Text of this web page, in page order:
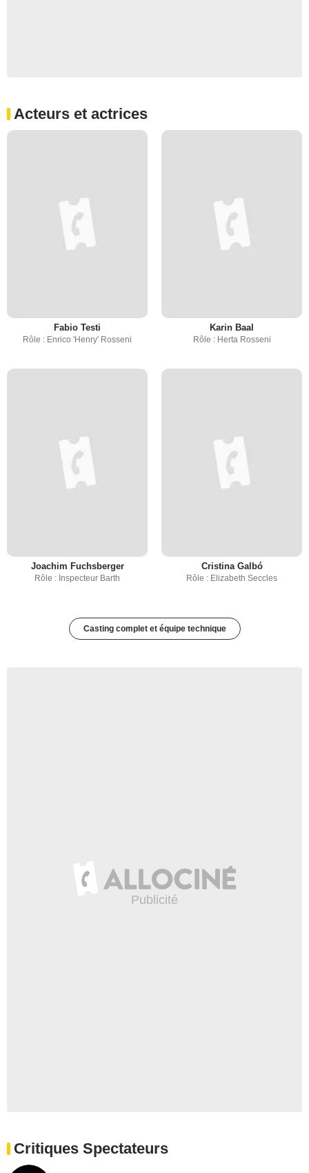
Acteurs et actrices
Fabio Testi
Rôle : Enrico 'Henry' Rosseni
Karin Baal
Rôle : Herta Rosseni
Joachim Fuchsberger
Rôle : Inspecteur Barth
Cristina Galbó
Rôle : Elizabeth Seccles
Casting complet et équipe technique
Critiques Spectateurs